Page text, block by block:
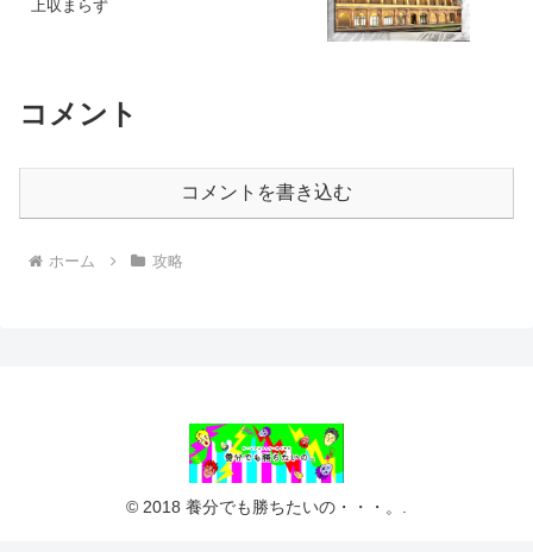
上収まらず
コメント
コメントを書き込む
ホーム 攻略
© 2018 養分でも勝ちたいの・・・。.